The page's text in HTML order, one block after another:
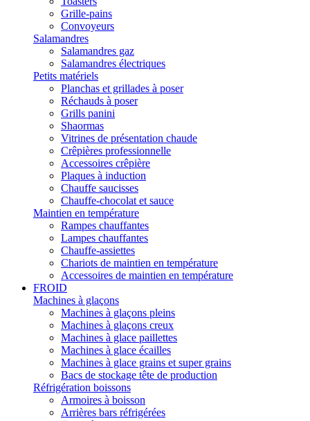
Grille-pains
Convoyeurs
Salamandres
Salamandres gaz
Salamandres électriques
Petits matériels
Planchas et grillades à poser
Réchauds à poser
Grills panini
Shaormas
Vitrines de présentation chaude
Crêpières professionnelle
Accessoires crêpière
Plaques à induction
Chauffe saucisses
Chauffe-chocolat et sauce
Maintien en température
Rampes chauffantes
Lampes chauffantes
Chauffe-assiettes
Chariots de maintien en température
Accessoires de maintien en température
FROID
Machines à glaçons
Machines à glaçons pleins
Machines à glaçons creux
Machines à glace paillettes
Machines à glace écailles
Machines à glace grains et super grains
Bacs de stockage tête de production
Réfrigération boissons
Armoires à boisson
Arrières bars réfrigérées